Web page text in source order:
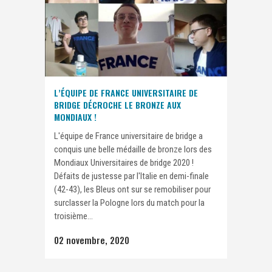
L’ÉQUIPE DE FRANCE UNIVERSITAIRE DE
BRIDGE DÉCROCHE LE BRONZE AUX
MONDIAUX !
L'équipe de France universitaire de bridge a
conquis une belle médaille de bronze lors des
Mondiaux Universitaires de bridge 2020 !
Défaits de justesse par l'Italie en demi-finale
(42-43), les Bleus ont sur se remobiliser pour
surclasser la Pologne lors du match pour la
troisième...
02 novembre, 2020